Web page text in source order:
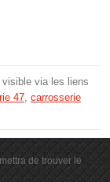
via les liens
47, carrosserie
de trouver le